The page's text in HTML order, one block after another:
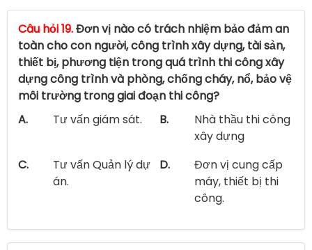
Câu hỏi 19.Đơn vị nào có trách nhiệm bảo đảm an
toàn cho con người, công trình xây dựng, tài sản,
thiết bị, phương tiện trong quá trình thi công xây
dựng công trình và phòng, chống cháy, nổ, bảo vệ
môi trường trong giai đoạn thi công?
A.
Tư vấn giám sát. B.
Nhà thầu thi công
xây dựng
C.
Tư vấn Quản lý dự
án.
D.
Đơn vị cung cấp
máy, thiết bị thi
công.